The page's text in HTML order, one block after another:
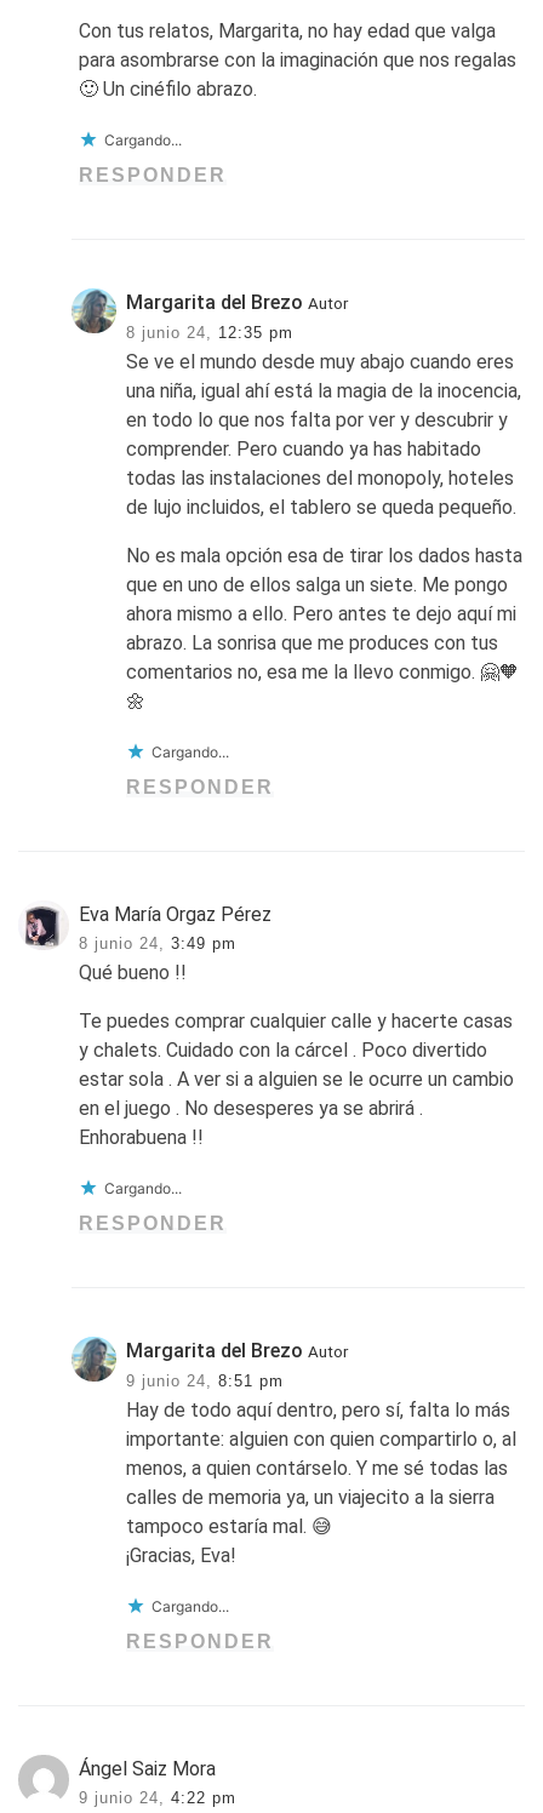
Con tus relatos, Margarita, no hay edad que valga
para asombrarse con la imaginación que nos regalas
🙂 Un cinéfilo abrazo.
Cargando...
RESPONDER
Margarita del Brezo Autor
8 junio 24,
12:35 pm
Se ve el mundo desde muy abajo cuando eres
una niña, igual ahí está la magia de la inocencia,
en todo lo que nos falta por ver y descubrir y
comprender. Pero cuando ya has habitado
todas las instalaciones del monopoly, hoteles
de lujo incluidos, el tablero se queda pequeño.
No es mala opción esa de tirar los dados hasta
que en uno de ellos salga un siete. Me pongo
ahora mismo a ello. Pero antes te dejo aquí mi
abrazo. La sonrisa que me produces con tus
comentarios no, esa me la llevo conmigo. 🤗🧡
🌼
Cargando...
RESPONDER
Eva María Orgaz Pérez
8 junio 24, 3:49 pm
Qué bueno !!
Te puedes comprar cualquier calle y hacerte casas
y chalets. Cuidado con la cárcel . Poco divertido
estar sola . A ver si a alguien se le ocurre un cambio
en el juego . No desesperes ya se abrirá .
Enhorabuena !!
Cargando...
RESPONDER
Margarita del Brezo Autor
9 junio 24,
8:51 pm
Hay de todo aquí dentro, pero sí, falta lo más
importante: alguien con quien compartirlo o, al
menos, a quien contárselo. Y me sé todas las
calles de memoria ya, un viajecito a la sierra
tampoco estaría mal. 😅
¡Gracias, Eva!
Cargando...
RESPONDER
Ángel Saiz Mora
9 junio 24, 4:22 pm